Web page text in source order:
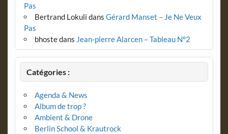
Pas
Bertrand Lokuli dans Gérard Manset – Je Ne Veux
Pas
bhostedans Jean-pierre Alarcen – Tableau N°2
Catégories :
Agenda & News
Album de trop ?
Ambient & Drone
Berlin School & Krautrock